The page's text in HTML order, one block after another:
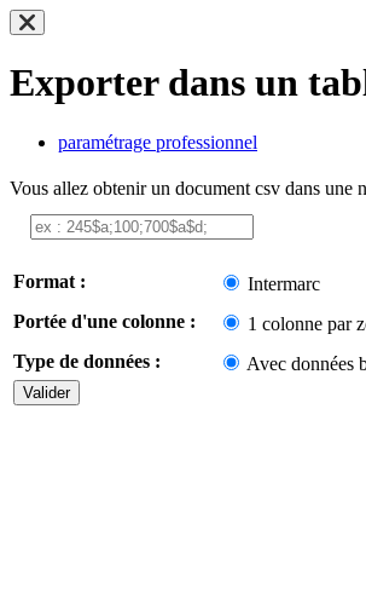
Exporter dans un
paramétrage professionnel
Vous allez obtenir un document csv dans une
Format : Intermarc
Portée d'une colonne :
1 colonne par
Type de données :
Avec données